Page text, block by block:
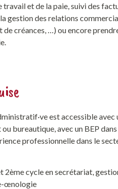
travail et de la paie, suivi des
la gestion des relations
créances, …) ou encore
est accessible
bureautique, avec un BEP
professionnelle dans le
2ème cycle en secrétariat,
œnologie